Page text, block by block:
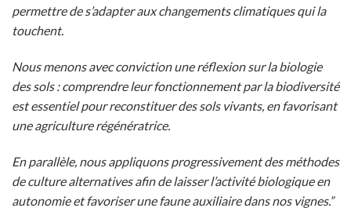
permettre de s’adapter aux changements climatiques qui la
touchent.
Nous menons avec conviction une réflexion sur la biologie
des sols : comprendre leur fonctionnement par la biodiversité
est essentiel pour reconstituer des sols vivants, en favorisant
une agriculture régénératrice.
En parallèle, nous appliquons progressivement des méthodes
de culture alternatives afin de laisser l’activité biologique en
autonomie et favoriser une faune auxiliaire dans nos vignes.”